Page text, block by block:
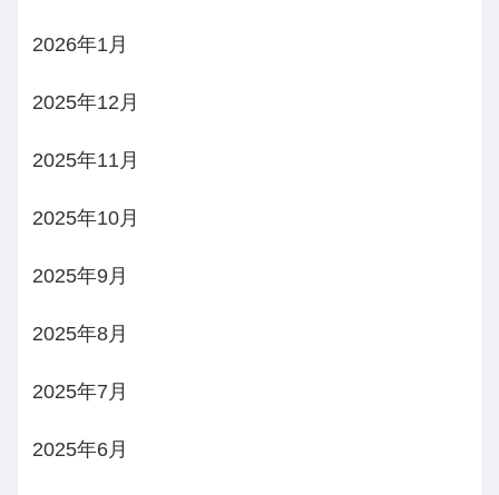
2026年1月
2025年12月
2025年11月
2025年10月
2025年9月
2025年8月
2025年7月
2025年6月